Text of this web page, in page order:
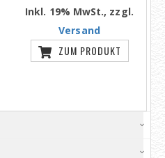
Inkl. 19% MwSt., zzgl.
Versand
ZUM PRODUKT